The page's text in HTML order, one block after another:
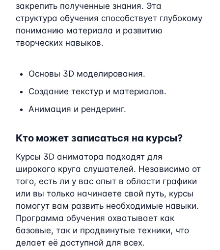
закрепить полученные знания. Эта
структура обучения способствует глубокому
пониманию материала и развитию
творческих навыков.
Основы 3D моделирования.
Создание текстур и материалов.
Анимация и рендеринг.
Кто может записаться на курсы?
Курсы 3D аниматора подходят для
широкого круга слушателей. Независимо от
того, есть ли у вас опыт в области графики
или вы только начинаете свой путь, курсы
помогут вам развить необходимые навыки.
Программа обучения охватывает как
базовые, так и продвинутые техники, что
делает её доступной для всех.